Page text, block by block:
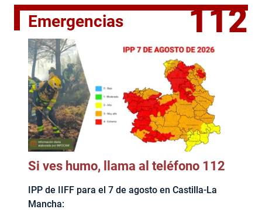
Emergencias 112
Si ves humo, llama al teléfono 112
IPP de IIFF para el 7 de agosto en Castilla-La
Mancha: